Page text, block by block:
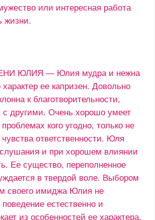
или интересная работа
жизни.
ЮЛИЯ — Юлия мудра и нежна
ее капризен. Довольно
к благотворительности,
с другими. Очень хорошо умеет
кого угодно, только не
ответственности. Юля
и при хорошем влиянии
Ее существо, переполненное
в твердой воле. Выбором
своего имиджа Юлия не
естественно и
из особенностей ее характера.